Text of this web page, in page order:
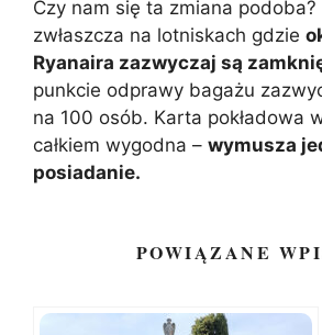
Czy nam się ta zmiana podoba?
zwłaszcza na lotniskach gdzie
Ryanaira zazwyczaj są
punkcie odprawy bagażu
na 100 osób. Karta pokładowa
całkiem wygodna – wymusza
posiadanie.
POWIĄZANE